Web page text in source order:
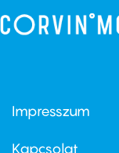
Footer
first
Impresszum
Kapcsolat